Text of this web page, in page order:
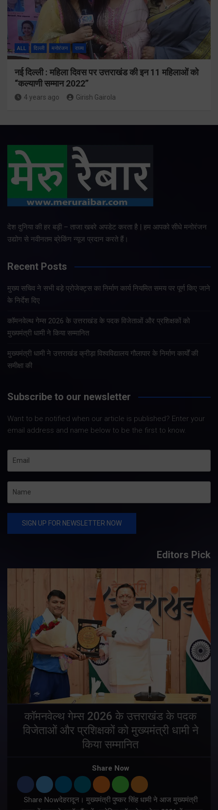
ALL दिल्ली मनोरंजन राज्य
नई दिल्ली : महिला दिवस पर उत्तराखंड की इन 11 महिलाओं को
“कल्याणी सम्मान 2022”
4 years ago Girish Gairola
देश दुनिया की हर बड़ी – ताजा खबरे अपडेट करता है | हम आपको सीधे मनोरंजन
उद्योग से नवीनतम ब्रेकिंग न्यूज प्रदान करते हैं।
Recent Posts
मुख्य सचिव ने सभी बड़े प्रोजेक्ट्स का निर्माण कार्य नियमित समय पर पूर्ण किए जाने
के निर्देश दिए
कॉमनवेल्थ गेम्स 2026 के उत्तराखंड के पदक विजेताओं और प्रशिक्षकों को
मुख्यमंत्री धामी ने किया सम्मानित
मुख्यमंत्री धामी ने उत्तराखंड क्रीड़ा विश्वविद्यालय गौलापार के निर्माण कार्यों की
समीक्षा की
Subscribe to our newsletter
Want to be notified when our article is published? Enter your
email address and name below to be the first to know.
Editors Pick
कॉमनवेल्थ गेम्स 2026 के उत्तराखंड के पदक
विजेताओं और प्रशिक्षकों को मुख्यमंत्री धामी ने
किया सम्मानित
Share Now
Share Nowदेहरादून। मुख्यमंत्री पुष्कर सिंह धामी ने आज मुख्यमंत्री